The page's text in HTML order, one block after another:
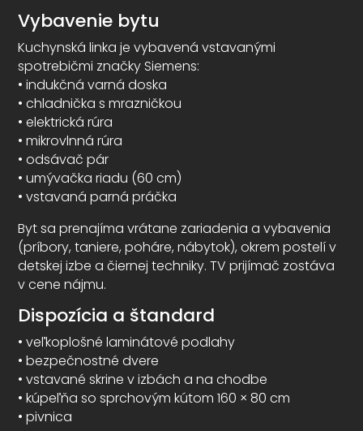
Vybavenie bytu
Kuchynská linka je vybavená vstavanými
spotrebičmi značky Siemens:
• indukčná varná doska
• chladnička s mrazničkou
• elektrická rúra
• mikrovlnná rúra
• odsávač pár
• umývačka riadu (60 cm)
• vstavaná parná práčka
Byt sa prenajíma vrátane zariadenia a vybavenia
(príbory, taniere, poháre, nábytok), okrem postelí v
detskej izbe a čiernej techniky. TV prijímač zostáva
v cene nájmu.
Dispozícia a štandard
• veľkoplošné laminátové podlahy
• bezpečnostné dvere
• vstavané skrine v izbách a na chodbe
• kúpeľňa so sprchovým kútom 160 × 80 cm
• pivnica